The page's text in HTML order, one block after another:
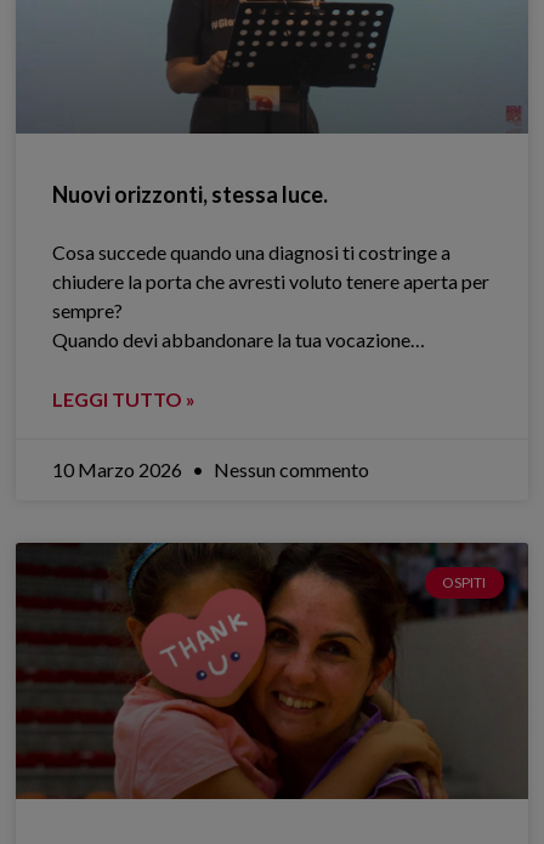
Nuovi orizzonti, stessa luce.
Cosa succede quando una diagnosi ti costringe a
chiudere la porta che avresti voluto tenere aperta per
sempre?
Quando devi abbandonare la tua vocazione…
LEGGI TUTTO »
10 Marzo 2026 Nessun commento
OSPITI